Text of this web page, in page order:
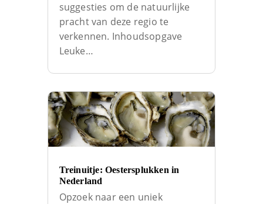
suggesties om de natuurlijke
pracht van deze regio te
verkennen. Inhoudsopgave
Leuke…
Treinuitje: Oestersplukken in
Nederland
Opzoek naar een uniek